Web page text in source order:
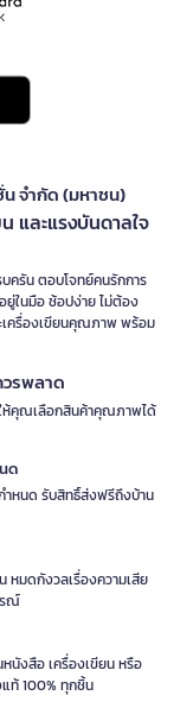
น จำกัด (มหาชน)
และแรงบันดาลใจ
ครัน ตอบโจทย์คนรักการ
ยู่ในมือ ช้อปง่าย ไม่ต้อง
เครื่องเขียนคุณภาพ พร้อม
รพลาด
ห้คุณเลือกสินค้าคุณภาพได้
ด
หนด รับสิทธิ์ส่งฟรีถึงบ้าน
หมดกังวลเรื่องความเสีย
รณ์
นังสือ เครื่องเขียน หรือ
ท้ 100% ทุกชิ้น